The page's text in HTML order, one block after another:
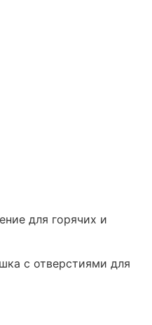
для горячих и
с отверстиями для